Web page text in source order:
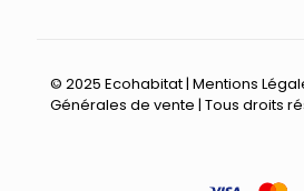
© 2025 Ecohabitat | Mentions
Générales de vente | Tous droits